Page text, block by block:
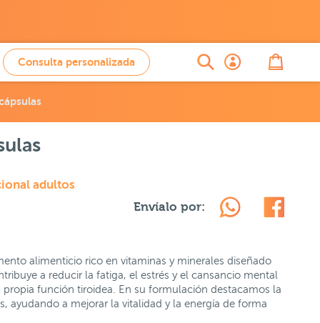
Consulta personalizada
adultos
Envíalo por:
alimenticio rico en vitaminas y minerales diseñado
a reducir la fatiga, el estrés y el cansancio mental
función tiroidea. En su formulación destacamos la
ayudando a mejorar la vitalidad y la energía de forma